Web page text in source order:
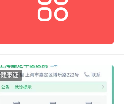
健康证